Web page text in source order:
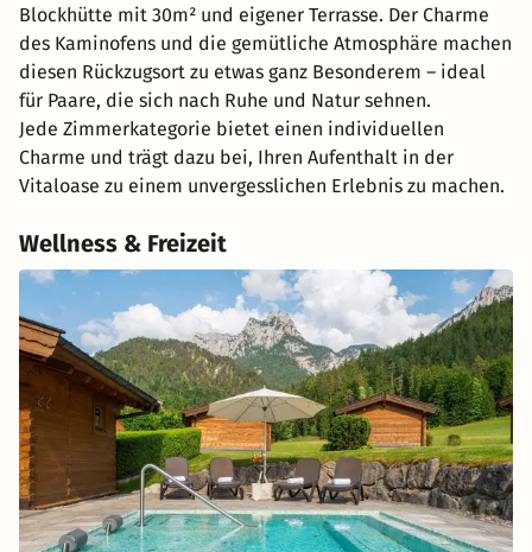
Blockhütte mit 30m² und eigener Terrasse. Der Charme
des Kaminofens und die gemütliche Atmosphäre machen
diesen Rückzugsort zu etwas ganz Besonderem – ideal
für Paare, die sich nach Ruhe und Natur sehnen.
Jede Zimmerkategorie bietet einen individuellen
Charme und trägt dazu bei, Ihren Aufenthalt in der
Vitaloase zu einem unvergesslichen Erlebnis zu machen.
Wellness & Freizeit